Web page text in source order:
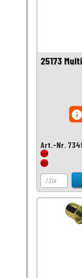
25173
info
Art.-Nr.